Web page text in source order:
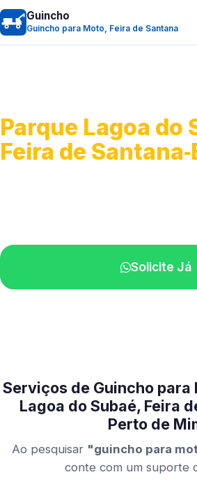
Guincho
Guincho para Moto, Feira de Santana
Parque Lagoa do
Feira de
Solicite Já
Serviços de Guincho para
Lagoa do Subaé, Feira
Perto de
Ao pesquisar "guincho para
conte com um suporte